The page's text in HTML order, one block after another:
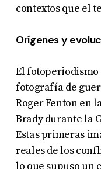
contextos que el
Orígenes y
El
fotografía de
Roger Fenton en
Brady durante la
Estas primeras
reales de los
lo que supuso un